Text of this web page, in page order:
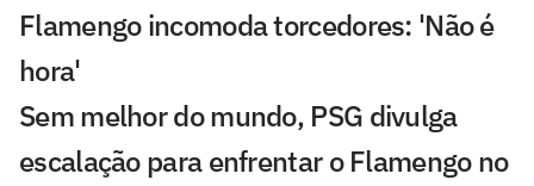
Flamengo incomoda torcedores: 'Não é
hora'
Sem melhor do mundo, PSG divulga
escalação para enfrentar o Flamengo no